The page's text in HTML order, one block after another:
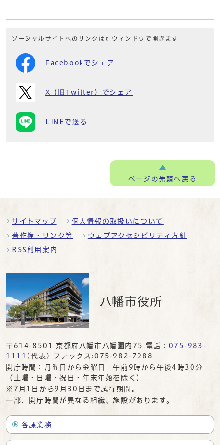
ソーシャルサイトへのリンクは別ウィンドウで開きます
Facebookでシェア
X（旧Twitter）でシェア
LINEで送る
ページの先頭へ戻る
サイトマップ 個人情報の取扱いについて
著作権・リンク等 ウェブアクセシビリティ方針
RSS利用案内
八幡市役所
〒614-8501 京都府八幡市八幡園内75 電話： 075-983-
1111 (代表) ファックス:075-982-7988
開庁時間：月曜日から金曜日 午前9時から午後4時30分
（土曜・日曜・祝日・年末年始を除く）
※7月1日から9月30日まで試行期間。
一部、開庁時間が異なる組織、施設があります。
各課業務